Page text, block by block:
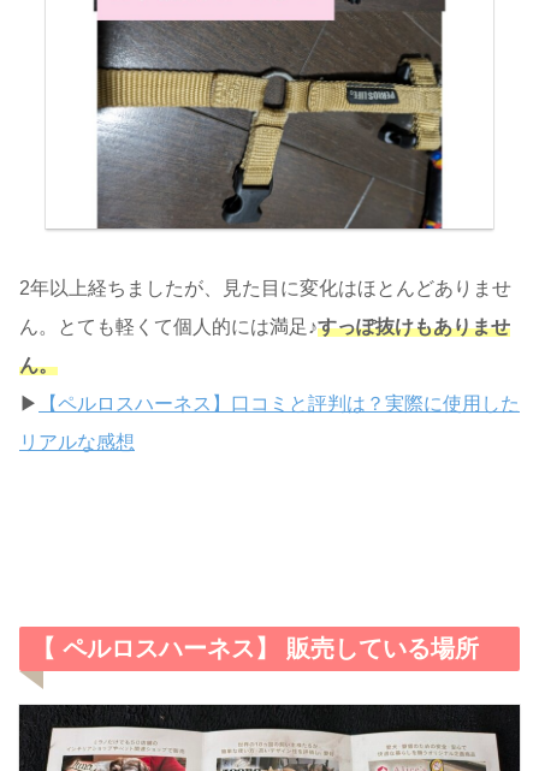
2年以上経ちましたが、見た目に変化はほとんどありませ
ん。とても軽くて個人的には満足♪すっぽ抜けもありませ
ん。
▶
【ペルロスハーネス】口コミと評判は？実際に使用した
リアルな感想
【 ペルロスハーネス】 販売している場所